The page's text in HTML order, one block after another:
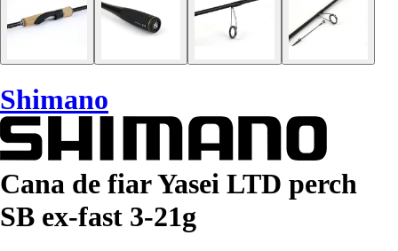
Shimano
Cana de fiar Yasei LTD perch
SB ex-fast 3-21g